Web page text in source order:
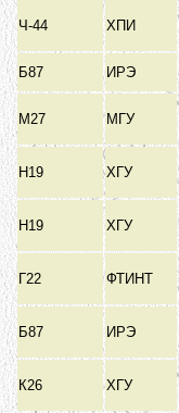
Ч-44 ХПИ
Б87
ИРЭ
М27 МГУ
Н19 ХГУ
Н19 ХГУ
Г22 ФТИНТ
Б87 ИРЭ
К26 ХГУ